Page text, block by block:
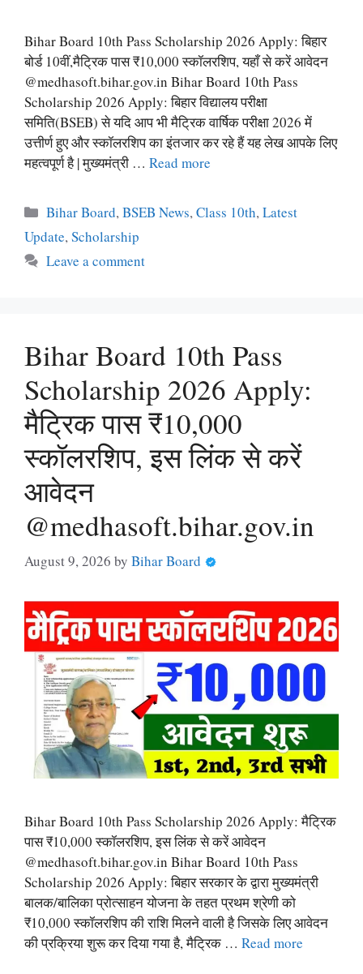
Bihar Board 10th Pass Scholarship 2026 Apply: बिहार
बोर्ड 10वीं,मैट्रिक पास ₹10,000 स्कॉलरशिप, यहाँ से करें आवेदन
@medhasoft.bihar.gov.in Bihar Board 10th Pass
Scholarship 2026 Apply: बिहार विद्यालय परीक्षा
समिति(BSEB) से यदि आप भी मैट्रिक वार्षिक परीक्षा 2026 में
उत्तीर्ण हुए और स्कॉलरशिप का इंतजार कर रहे हैं यह लेख आपके लिए
महत्वपूर्ण है | मुख्यमंत्री … Read more
Categories
Bihar Board,BSEB News,Class 10th,Latest
Update,Scholarship
Leave a comment
Bihar Board 10th Pass
Scholarship 2026 Apply:
मैट्रिक पास ₹10,000
स्कॉलरशिप, इस लिंक से करें
आवेदन
@medhasoft.bihar.gov.in
August 9, 2026 by Bihar Board
Bihar Board 10th Pass Scholarship 2026 Apply: मैट्रिक
पास ₹10,000 स्कॉलरशिप, इस लिंक से करें आवेदन
@medhasoft.bihar.gov.in Bihar Board 10th Pass
Scholarship 2026 Apply: बिहार सरकार के द्वारा मुख्यमंत्री
बालक/बालिका प्रोत्साहन योजना के तहत प्रथम श्रेणी को
₹10,000 स्कॉलरशिप की राशि मिलने वाली है जिसके लिए आवेदन
की प्रक्रिया शुरू कर दिया गया है, मैट्रिक … Read more